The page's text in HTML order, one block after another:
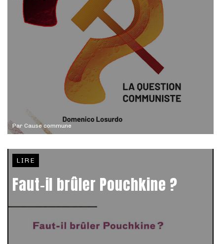
Par Cause commune
LIRE
Faut-il brûler Pouchkine ?